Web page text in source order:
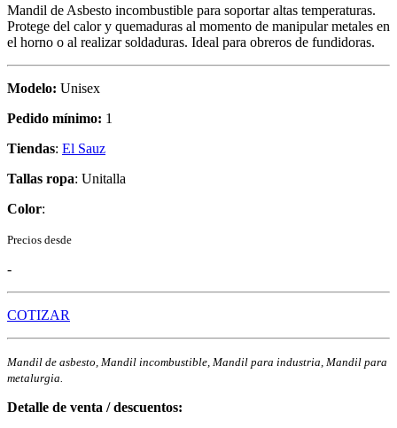
Mandil de Asbesto incombustible para soportar altas temperaturas.
Protege del calor y quemaduras al momento de manipular metales en
el horno o al realizar soldaduras. Ideal para obreros de fundidoras.
Modelo: Unisex
Pedido mínimo: 1
Tiendas: El Sauz
Tallas ropa: Unitalla
Color:
Precios desde
-
COTIZAR
Mandil de asbesto, Mandil incombustible, Mandil para industria, Mandil para
metalurgia.
Detalle de venta / descuentos: